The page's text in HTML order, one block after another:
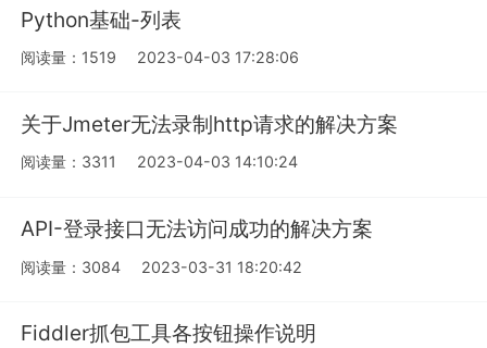
Python基础-列表
阅读量：1519 2023-04-03 17:28:06
关于Jmeter无法录制http请求的解决方案
阅读量：3311 2023-04-03 14:10:24
API-登录接口无法访问成功的解决方案
阅读量：3084 2023-03-31 18:20:42
Fiddler抓包工具各按钮操作说明